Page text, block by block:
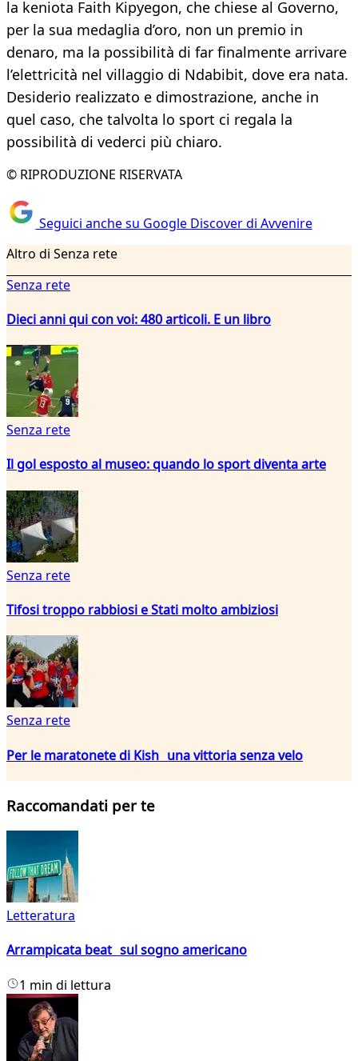
la keniota Faith Kipyegon, che chiese al Governo,
per la sua medaglia d’oro, non un premio in
denaro, ma la possibilità di far finalmente arrivare
l’elettricità nel villaggio di Ndabibit, dove era nata.
Desiderio realizzato e dimostrazione, anche in
quel caso, che talvolta lo sport ci regala la
possibilità di vederci più chiaro.
© RIPRODUZIONE RISERVATA
Seguici anche su Google Discover di Avvenire
Altro di Senza rete
Senza rete
Dieci anni qui con voi: 480 articoli. E un libro
Senza rete
Il gol esposto al museo: quando lo sport diventa arte
Senza rete
Tifosi troppo rabbiosi e Stati molto ambiziosi
Senza rete
Per le maratonete di Kish una vittoria senza velo
Raccomandati per te
Letteratura
Arrampicata beat sul sogno americano
1 min di lettura